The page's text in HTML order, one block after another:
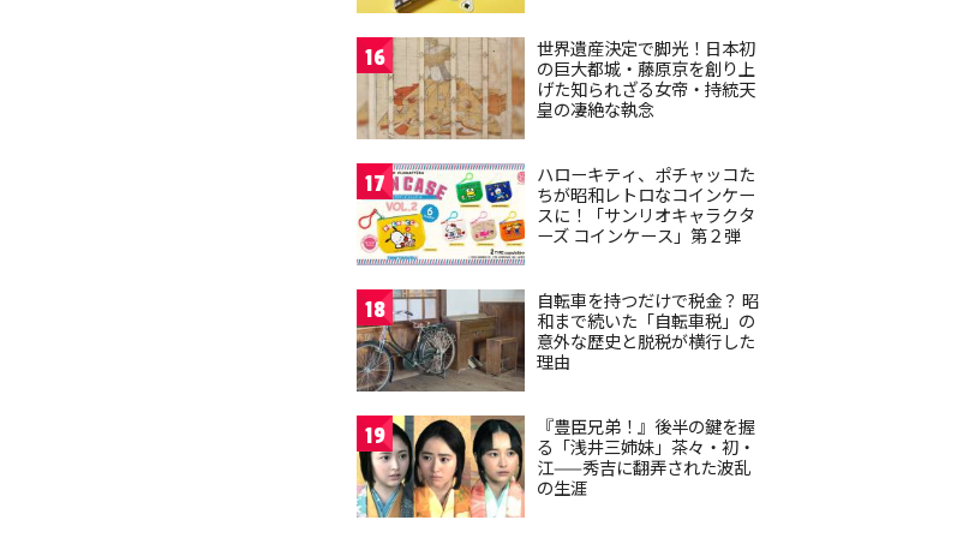
16
世界遺産決定で脚光！日本初
の巨大都城・藤原京を創り上
げた知られざる女帝・持統天
皇の凄絶な執念
17
ハローキティ、ポチャッコた
ちが昭和レトロなコインケー
スに！「サンリオキャラクタ
ーズ コインケース」第２弾
18
自転車を持つだけで税金？ 昭
和まで続いた「自転車税」の
意外な歴史と脱税が横行した
理由
19
『豊臣兄弟！』後半の鍵を握
る「浅井三姉妹」茶々・初・
江——秀吉に翻弄された波乱
の生涯